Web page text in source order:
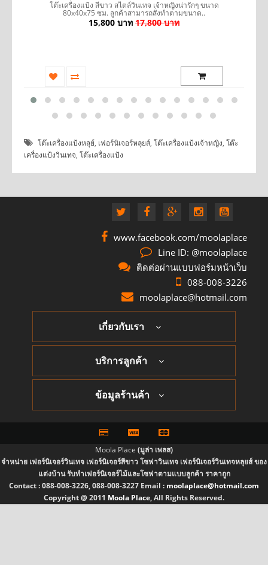
โต๊ะเครื่องแป้ง สีขาว สไตล์วินเทจ เจ้าหญิงน่ารักๆ ขนาด
80x40x75 ซม. ลูกค้าสามารถสั่งทำตามขนาด..
15,800 บาท 17,800 บาท
โต๊ะเครื่องแป้งหลุย์, เฟอร์นิเจอร์หลุยส์, โต๊ะเครื่องแป้งเจ้าหญิง, โต๊ะ
เครื่องแป้งวินเทจ, โต๊ะเครื่องแป้ง
www.facebook.com/moolaplace
Line ID: @moolaplace
ติดต่อผ่านแบบฟอร์มหน้าเว็บ
088-008-3226
moolaplace@hotmail.com
เกี่ยวกับเรา
บริการลูกค้า
ข้อมูลร้านค้า
Moola Place (มูล่า เพลส)
จำหน่าย เฟอร์นิเจอร์วินเทจ เฟอร์นิเจอร์สีขาว โซฟาวินเทจ เฟอร์นิเจอร์วินเทจหลุยส์ ของ
แต่งบ้าน รับทำเฟอร์นิเจอร์ไม้และโซฟาตามแบบลูกค้า ราคาถูก
Contact :088-008-3226, 088-008-3227 Email : moolaplace@hotmail.com
Copyright @ 2011 Moola Place, All Rights Reserved.